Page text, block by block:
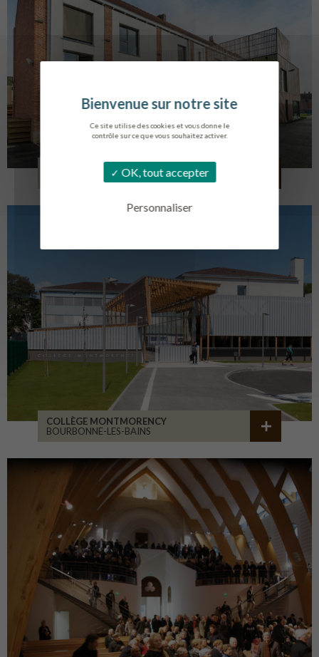
Ce site utilise des cookies et vous donne le
contrôle sur ce que vous souhaitez activer.
OK, tout accepter
Personnaliser
LOG. JEUNES TRAVAILLEURS
COLLÈGE MONTMORENCY
BOURBONNE-LES-BAINS